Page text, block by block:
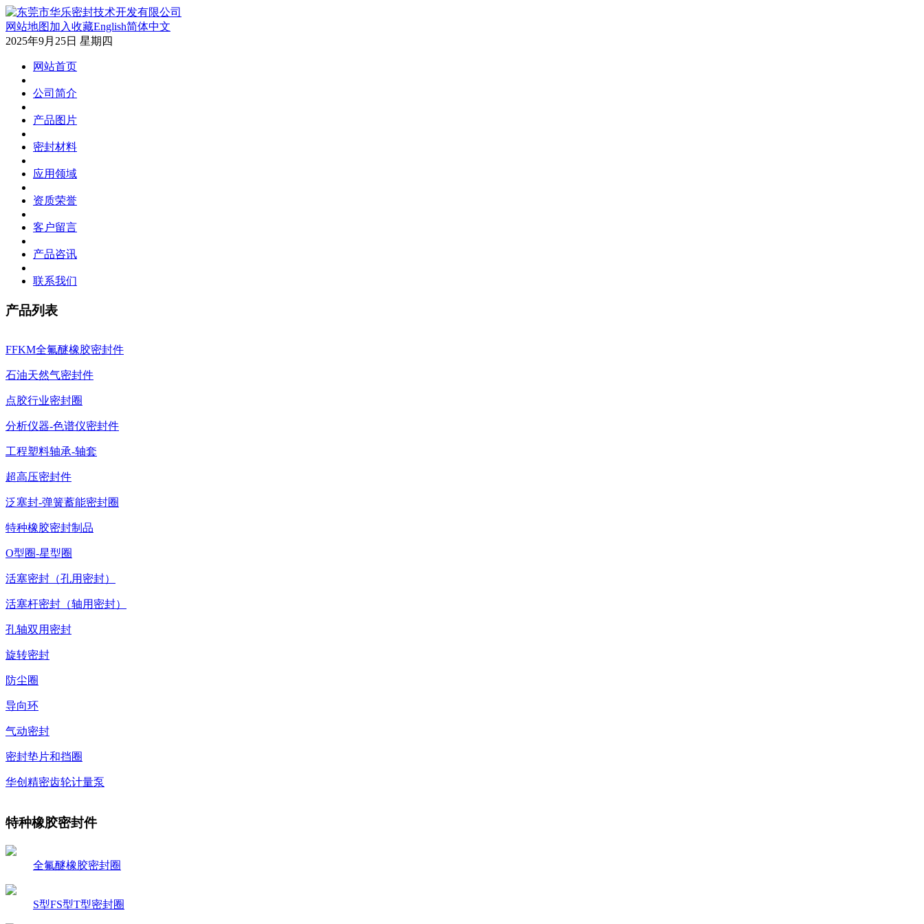
网站地图加入收藏English简体中文
2025年9月25日 星期四
网站首页
公司简介
产品图片
密封材料
应用领域
资质荣誉
客户留言
产品咨讯
联系我们
产品列表
FFKM全氟醚橡胶密封件
石油天然气密封件
点胶行业密封圈
分析仪器-色谱仪密封件
工程塑料轴承-轴套
超高压密封件
泛塞封-弹簧蓄能密封圈
特种橡胶密封制品
O型圈-星型圈
活塞密封（孔用密封）
活塞杆密封（轴用密封）
孔轴双用密封
旋转密封
防尘圈
导向环
气动密封
密封垫片和挡圈
华创精密齿轮计量泵
特种橡胶密封件
全氟醚橡胶密封圈
S型FS型T型密封圈